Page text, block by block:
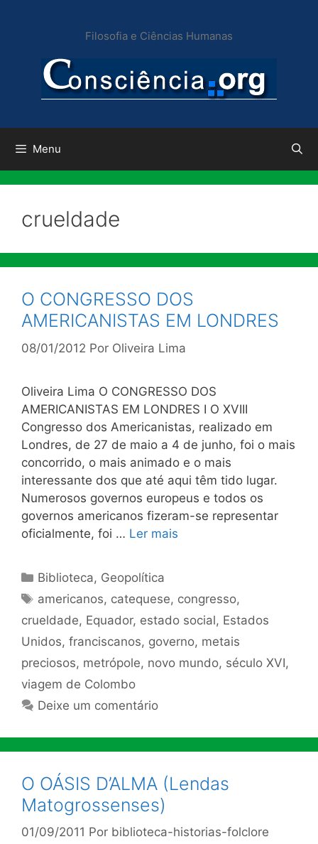
conteúdo
Filosofia e Ciências Humanas
Menu
crueldade
O CONGRESSO DOS
AMERICANISTAS EM LONDRES
08/01/2012 Por Oliveira Lima
Oliveira Lima O CONGRESSO DOS
AMERICANISTAS EM LONDRES I O XVIII
Congresso dos Americanistas, realizado em
Londres, de 27 de maio a 4 de junho, foi o mais
concorrido, o mais animado e o mais
interessante dos que até aqui têm tido lugar.
Numerosos governos europeus e todos os
governos americanos fizeram-se representar
oficialmente, foi … Ler mais
Categorias
Biblioteca, Geopolítica
Tags
americanos, catequese, congresso,
crueldade, Equador, estado social, Estados
Unidos, franciscanos, governo, metais
preciosos, metrópole, novo mundo, século XVI,
viagem de Colombo
Deixe um comentário
O OÁSIS D’ALMA (Lendas
Matogrossenses)
01/09/2011 Por biblioteca-historias-folclore